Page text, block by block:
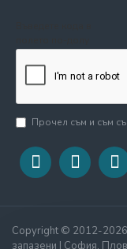
Прочел съм и съм
Copyright © 2012-
запазени | София,